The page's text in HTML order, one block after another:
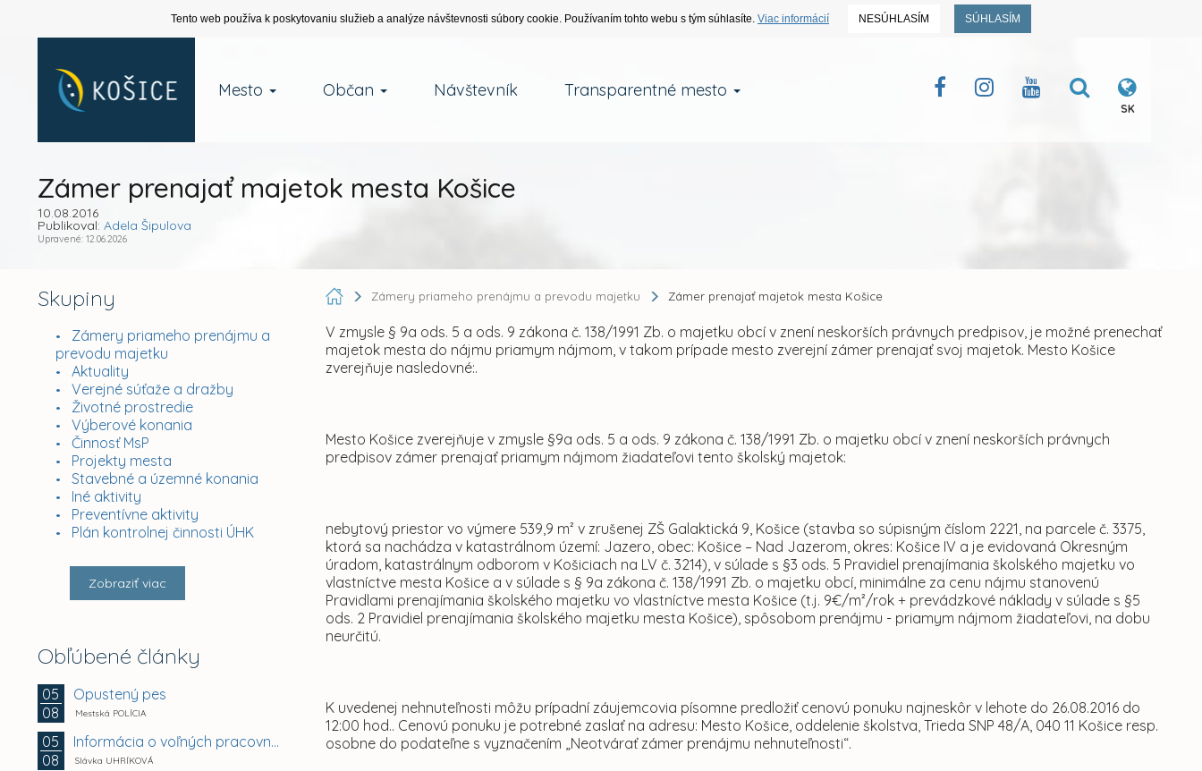
Tento web používa k poskytovaniu služieb a analýze návštevnosti súbory cookie. Používaním tohto webu s tým súhlasíte. Viac informácií NESÚHLASÍM SÚHLASÍM
Mesto Občan Návštevník Transparentné mesto
SK
Zámer prenajať majetok mesta Košice
10.08.2016
Publikoval: Adela Šipulova
Upravené: 12.06.2026
Skupiny
Zámery priameho prenájmu a
prevodu majetku
Aktuality
Verejné súťaže a dražby
Životné prostredie
Výberové konania
Činnosť MsP
Projekty mesta
Stavebné a územné konania
Iné aktivity
Preventívne aktivity
Plán kontrolnej činnosti ÚHK
Zobraziť viac
Obľúbené články
05
08
Opustený pes
Mestská POLÍCIA
05
08
Informácia o voľných pracovných miestach -...
Slávka UHRÍKOVÁ
Zámery priameho prenájmu a prevodu majetku Zámer prenajať majetok mesta Košice
V zmysle § 9a ods. 5 a ods. 9 zákona č. 138/1991 Zb. o majetku obcí v znení neskorších právnych predpisov, je možné prenechať
majetok mesta do nájmu priamym nájmom, v takom prípade mesto zverejní zámer prenajať svoj majetok. Mesto Košice
zverejňuje nasledovné:.
Mesto Košice zverejňuje v zmysle §9a ods. 5 a ods. 9 zákona č. 138/1991 Zb. o majetku obcí v znení neskorších právnych
predpisov zámer prenajať priamym nájmom žiadateľovi tento školský majetok:
nebytový priestor vo výmere 539,9 m² v zrušenej ZŠ Galaktická 9, Košice (stavba so súpisným číslom 2221, na parcele č. 3375,
ktorá sa nachádza v katastrálnom území: Jazero, obec: Košice – Nad Jazerom, okres: Košice IV a je evidovaná Okresným
úradom, katastrálnym odborom v Košiciach na LV č. 3214), v súlade s §3 ods. 5 Pravidiel prenajímania školského majetku vo
vlastníctve mesta Košice a v súlade s § 9a zákona č. 138/1991 Zb. o majetku obcí, minimálne za cenu nájmu stanovenú
Pravidlami prenajímania školského majetku vo vlastníctve mesta Košice (t.j. 9€/m²/rok + prevádzkové náklady v súlade s §5
ods. 2 Pravidiel prenajímania školského majetku mesta Košice), spôsobom prenájmu - priamym nájmom žiadateľovi, na dobu
neurčitú.
K uvedenej nehnuteľnosti môžu prípadní záujemcovia písomne predložiť cenovú ponuku najneskôr v lehote do 26.08.2016 do
12:00 hod.. Cenovú ponuku je potrebné zaslať na adresu: Mesto Košice, oddelenie školstva, Trieda SNP 48/A, 040 11 Košice resp.
osobne do podateľne s vyznačením „Neotvárať zámer prenájmu nehnuteľnosti“.